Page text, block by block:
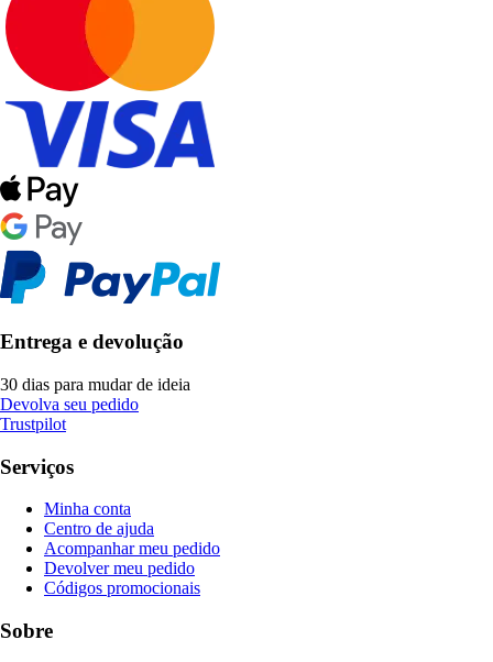
Entrega e devolução
30 dias para mudar de ideia
Devolva seu pedido
Trustpilot
Serviços
Minha conta
Centro de ajuda
Acompanhar meu pedido
Devolver meu pedido
Códigos promocionais
Sobre